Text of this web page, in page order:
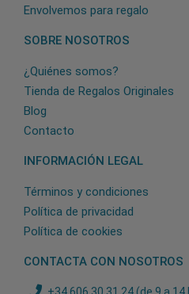
Envolvemos para regalo
SOBRE NOSOTROS
¿Quiénes somos?
Tienda de Regalos Originales
Blog
Contacto
INFORMACIÓN LEGAL
Términos y condiciones
Política de privacidad
Política de cookies
CONTACTA CON NOSOTROS